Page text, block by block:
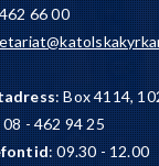
66 00
: Box 4114,
08 - 462 94 25
: 09.30 - 12.00